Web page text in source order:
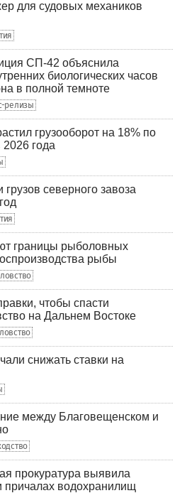
для судовых механиков
СП-42 объяснила
биологических часов
в полной темноте
релизы
грузооборот на 18% по
года
северного завоза
границы рыболовных
рыбы
чтобы спасти
на Дальнем Востоке
снижать ставки на
между Благовещенском и
прокуратура выявила
причалах водохранилищ